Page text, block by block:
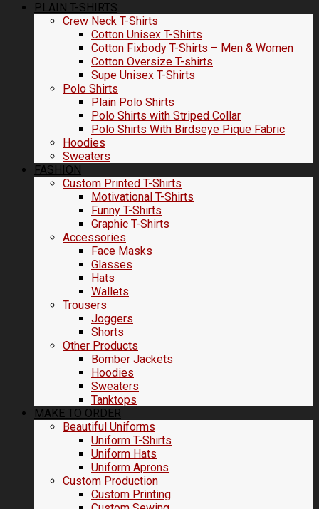
PLAIN T-SHIRTS
Crew Neck T-Shirts
Cotton Unisex T-Shirts
Cotton Fixbody T-Shirts – Men & Women
Cotton Oversize T-shirts
Supe Unisex T-Shirts
Polo Shirts
Plain Polo Shirts
Polo Shirts with Striped Collar
Polo Shirts With Birdseye Pique Fabric
Hoodies
Sweaters
FASHION
Custom Printed T-Shirts
Motivational T-Shirts
Funny T-Shirts
Graphic T-Shirts
Accessories
Face Masks
Glasses
Hats
Wallets
Trousers
Joggers
Shorts
Other Products
Bomber Jackets
Hoodies
Sweaters
Tanktops
MAKE TO ORDER
Beautiful Uniforms
Uniform T-Shirts
Uniform Hats
Uniform Aprons
Custom Production
Custom Printing